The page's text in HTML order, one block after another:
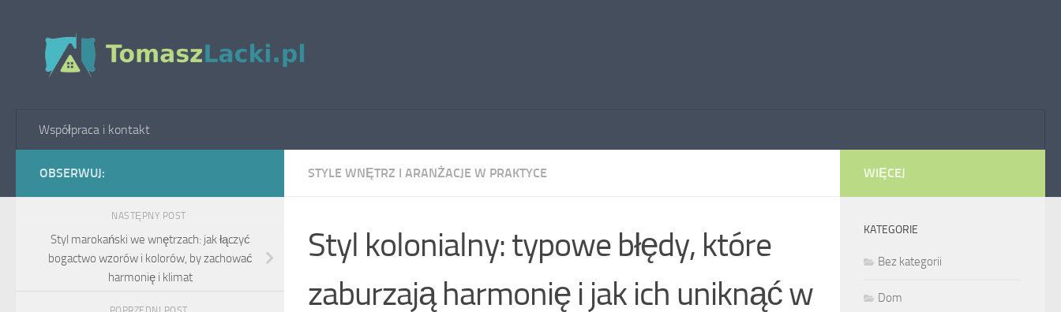
Współpraca i kontakt
STYLE WNĘTRZ I ARANŻACJE W PRAKTYCE
Styl kolonialny: typowe błędy, które
zaburzają harmonię i jak ich uniknąć w
OBSERWUJ:
NASTĘPNY POST
Styl marokański we wnętrzach: jak łączyć
bogactwo wzorów i kolorów, by zachować
harmonię i klimat
WIĘCEJ
KATEGORIE
Bez kategorii
Dom